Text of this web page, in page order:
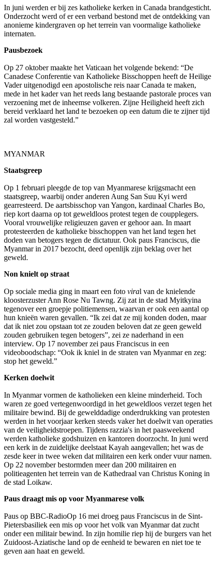
In juni werden er bij zes katholieke kerken in Canada brandgesticht.
Onderzocht werd of er een verband bestond met de ontdekking van
anonieme kindergraven op het terrein van voormalige katholieke
internaten.
Pausbezoek
Op 27 oktober maakte het Vaticaan het volgende bekend: “De
Canadese Conferentie van Katholieke Bisschoppen heeft de Heilige
Vader uitgenodigd een apostolische reis naar Canada te maken,
mede in het kader van het reeds lang bestaande pastorale proces van
verzoening met de inheemse volkeren. Zijne Heiligheid heeft zich
bereid verklaard het land te bezoeken op een datum die te zijner tijd
zal worden vastgesteld.”
MYANMAR
Staatsgreep
Op 1 februari pleegde de top van Myanmarese krijgsmacht een
staatsgreep, waarbij onder anderen Aung San Suu Kyi werd
gearresteerd. De aartsbisschop van Yangon, kardinaal Charles Bo,
riep kort daarna op tot geweldloos protest tegen de coupplegers.
Vooral vrouwelijke religieuzen gaven er gehoor aan. In maart
protesteerden de katholieke bisschoppen van het land tegen het
doden van betogers tegen de dictatuur. Ook paus Franciscus, die
Myanmar in 2017 bezocht, deed openlijk zijn beklag over het
geweld.
Non knielt op straat
Op sociale media ging in maart een foto viral van de knielende
kloosterzuster Ann Rose Nu Tawng. Zij zat in de stad Myitkyina
tegenover een groepje politiemensen, waarvan er ook een aantal op
hun knieën waren gevallen. “Ik zei dat ze mij konden doden, maar
dat ik niet zou opstaan tot ze zouden beloven dat ze geen geweld
zouden gebruiken tegen betogers”, zei ze naderhand in een
interview. Op 17 november zei paus Franciscus in een
videoboodschap: “Ook ik kniel in de straten van Myanmar en zeg:
stop het geweld.”
Kerken doelwit
In Myanmar vormen de katholieken een kleine minderheid. Toch
waren ze goed vertegenwoordigd in het geweldloos verzet tegen het
militaire bewind. Bij de gewelddadige onderdrukking van protesten
werden in het voorjaar kerken steeds vaker het doelwit van operaties
van de veiligheidstroepen. Tijdens razzia's in het paasweekend
werden katholieke godshuizen en kantoren doorzocht. In juni werd
een kerk in de zuidelijke deelstaat Kayah aangevallen; het was de
zesde keer in twee weken dat militairen een kerk onder vuur namen.
Op 22 november bestormden meer dan 200 militairen en
politieagenten het terrein van de Kathedraal van Christus Koning in
de stad Loikaw.
Paus draagt mis op voor Myanmarese volk
Paus op BBC-RadioOp 16 mei droeg paus Franciscus in de Sint-
Pietersbasiliek een mis op voor het volk van Myanmar dat zucht
onder een militair bewind. In zijn homilie riep hij de burgers van het
Zuidoost-Aziatische land op de eenheid te bewaren en niet toe te
geven aan haat en geweld.